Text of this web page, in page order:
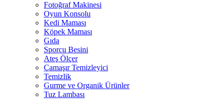
Fotoğraf Makinesi
Oyun Konsolu
Kedi Maması
Köpek Maması
Gıda
Sporcu Besini
Ateş Ölçer
Çamaşır Temizleyici
Temizlik
Gurme ve Organik Ürünler
Tuz Lambası